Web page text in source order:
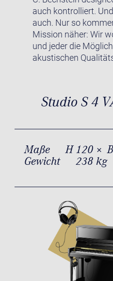
auch kontrolliert.
auch. Nur so
Mission näher: Wir
und jeder die
akustischen
Studio S 4
Maße
H 120 ×
Gewicht
238 kg